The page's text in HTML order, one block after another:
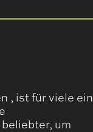
, ist für viele ein
um